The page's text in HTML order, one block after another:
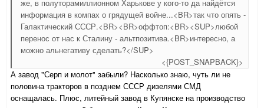
же, в полуторамиллионном Харькове у кого-то да найдётся
информация в компах о грядущей войне...<BR>так что опять -
Галактический СССР.<BR><BR>оффтоп:<BR><SUP>любой
перенос от нас к Сталину - альтпозитива.<BR>интересно, а
можно альнегативу сделать?</SUP>
<{POST_SNAPBACK}>
А завод "Серп и молот" забыли? Насколько знаю, чуть ли не
половина тракторов в позднем СССР дизелями СМД
оснащалась. Плюс, литейный завод в Купянске на производство